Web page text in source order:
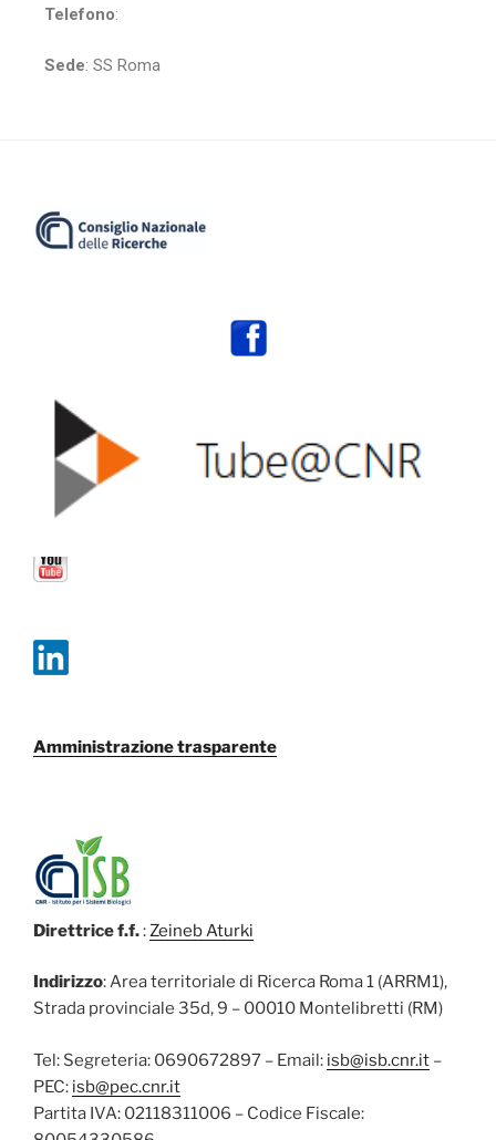
Telefono:
Sede: SS Roma
Amministrazione trasparente
Direttrice f.f.:Zeineb Aturki
Indirizzo: Area territoriale di Ricerca Roma 1 (ARRM1),
Strada provinciale 35d, 9 – 00010 Montelibretti (RM)
Tel: Segreteria: 0690672897 – Email: isb@isb.cnr.it –
PEC: isb@pec.cnr.it
Partita IVA: 02118311006 – Codice Fiscale: